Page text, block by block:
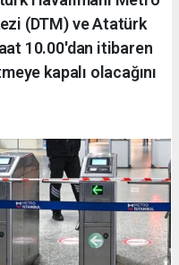
(DTM) ve Atatürk
10.00'dan itibaren
kapalı olacağını